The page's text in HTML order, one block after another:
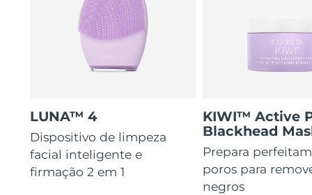
LUNA™ 4
Dispositivo de limpeza
facial inteligente e
firmação 2 em 1
KIWI™ Active
Blackhead
Prepara
poros para
negros